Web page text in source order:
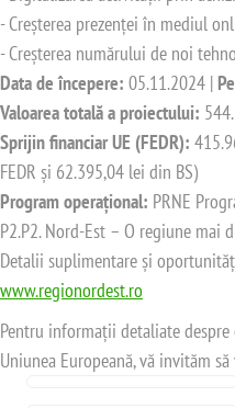
- Creșterea prezenței în mediul
- Creșterea numărului de noi
Data de începere: 05.11.2024 |
Valoarea totală a proiectului:
Sprijin financiar UE (FEDR):
FEDR și 62.395,04 lei din BS)
Program operațional: PRNE
P2.P2. Nord-Est – O regiune mai
Detalii suplimentare și
www.regionordest.ro
Pentru informații detaliate
Uniunea Europeană, vă invităm